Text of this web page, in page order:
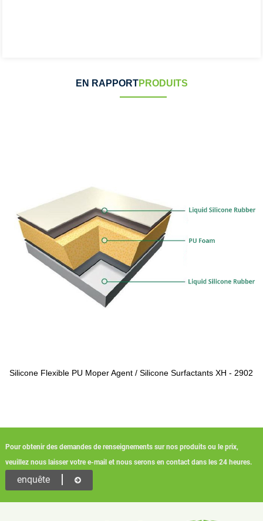
EN RAPPORTPRODUITS
Silicone Flexible PU Moper Agent / Silicone Surfactants XH - 2902
Pour obtenir des demandes de renseignements sur nos produits ou le prix,
veuillez nous laisser votre e-mail et nous serons en contact dans les 24 heures.
enquête